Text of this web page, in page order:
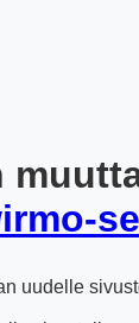
uudelle